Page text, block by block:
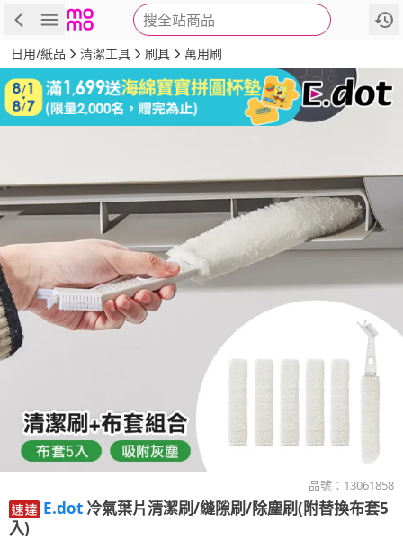
搜全站商品
商品 評價 詳情
日用/紙品 清潔工具 刷具 萬用刷
品號： 13061858
E.dot 冷氣葉片清潔刷/縫隙刷/除塵刷(附替換布套5
入)